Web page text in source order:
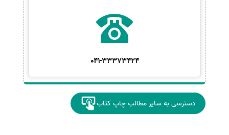
041-33373424
دسترسی به سایر مطالب چاپ کتاب